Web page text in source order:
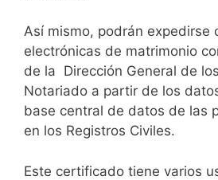
Así mismo, podrán expedirse
electrónicas de matrimonio
de la Dirección General de
Notariado a partir de los
base central de datos de las
en los Registros Civiles.
Este certificado tiene varios